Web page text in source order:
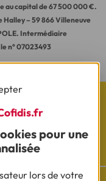
au capital de 67 500 000 €.
Halley – 59 866 Villeneuve
Intermédiaire
n° 07023493
pour une
lors de votre